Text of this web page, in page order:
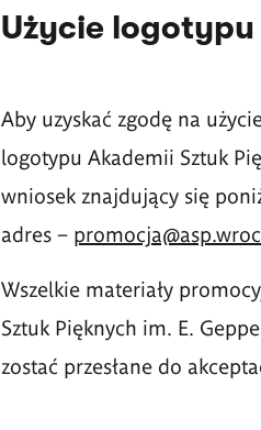
Użycie logotypu
Aby uzyskać zgodę na
logotypu Akademii Sztuk
wniosek znajdujący się
adres –
Wszelkie materiały
Sztuk Pięknych im. E.
zostać przesłane do